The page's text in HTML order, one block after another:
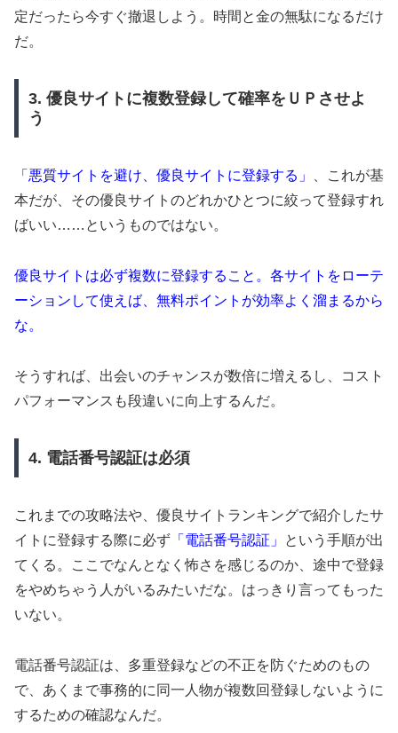
定だったら今すぐ撤退しよう。時間と金の無駄になるだけ
だ。
3. 優良サイトに複数登録して確率をＵＰさせよ
う
「悪質サイトを避け、優良サイトに登録する」
、これが基
本だが、その優良サイトのどれかひとつに絞って登録すれ
ばいい……というものではない。
優良サイトは必ず複数に登録すること。各サイトをローテ
ーションして使えば、無料ポイントが効率よく溜まるから
な。
そうすれば、出会いのチャンスが数倍に増えるし、コスト
パフォーマンスも段違いに向上するんだ。
4. 電話番号認証は必須
これまでの攻略法や、優良サイトランキングで紹介したサ
イトに登録する際に必ず 「電話番号認証」
という手順が出
てくる。ここでなんとなく怖さを感じるのか、途中で登録
をやめちゃう人がいるみたいだな。はっきり言ってもった
いない。
電話番号認証は、多重登録などの不正を防ぐためのもの
で、あくまで事務的に同一人物が複数回登録しないように
するための確認なんだ。